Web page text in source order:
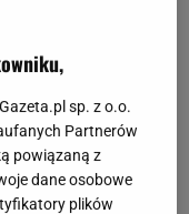
Teraz po
nieco
dochodzi do
sp. z o.o.
Partnerów
powiązaną z
dane osobowe
plików